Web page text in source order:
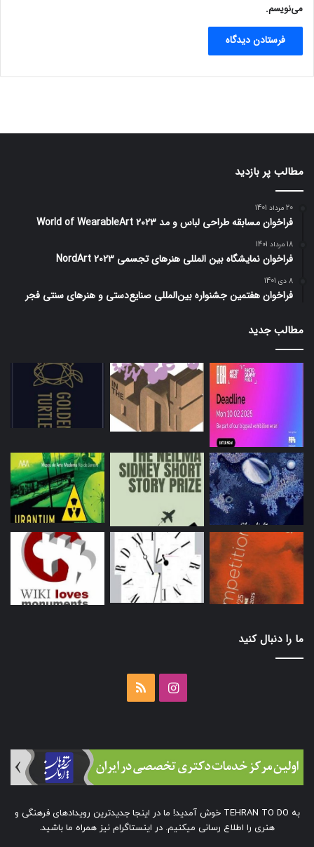
می‌نویسم.
مطالب پر بازدید
20 مرداد 1401
فراخوان مسابقه طراحی لباس و مد World of WearableArt 2023
18 مرداد 1401
فراخوان نمایشگاه بین المللی هنرهای تجسمی NordArt 2023
8 دی 1401
فراخوان هفتمین جشنواره بین‌المللی صنایع‌دستی و هنرهای سنتی فجر
مطالب جدید
ما را دنبال کنید
اینستاگرام
به TEHRAN TO DO خوش آمدید! ما در اینجا جدیدترین رویدادهای فرهنگی و
هنری را اطلاع رسانی میکنیم. در اینستاگرام نیز همراه ما باشید.